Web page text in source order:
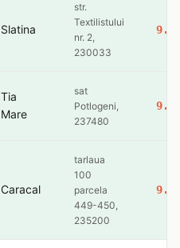
Slatina
str.
Textilistului
nr. 2,
230033
Tia
Mare
sat
Potlogeni,
237480
Caracal
tarlaua
100
parcela
449-450,
235200